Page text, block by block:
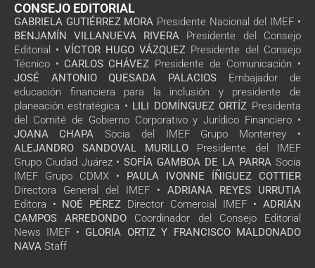
CONSEJO EDITORIAL
GABRIELA GUTIÉRREZ MORA Presidente Nacional del IMEF •
BENJAMÍN VILLANUEVA RIVERA Presidente del Consejo
Editorial • VÍCTOR HUGO VÁZQUEZ Presidente del Consejo
Técnico • CARLOS CHÁVEZ Presidente de Comunicación •
JOSÉ ANTONIO QUESADA PALACIOS Embajador de
educación financiera para la inclusión y presidente de
planeación estratégica • LILI DOMÍNGUEZ ORTÍZ Presidenta
del Comité de Gobierno Corporativo y Jurídico Financiero •
JOANA CHAPA Socia del IMEF Grupo Monterrey •
ALEJANDRO SANDOVAL MURILLO Presidente del IMEF
Grupo Ciudad Juárez • SOFÍA GAMBOA DE LA PARRA Socia
IMEF Grupo CDMX • PAULA IVONNE ÍÑIGUEZ COTTIER
Directora General del IMEF • ADRIANA REYES URRUTIA
Editora • NOÉ PÉREZ Director Comercial IMEF • ADRIÁN
CAMPOS ARREDONDO Coordinador del Consejo Editorial
News IMEF • GLORIA ORTIZ Y FRANCISCO MALDONADO
NAVA Staff